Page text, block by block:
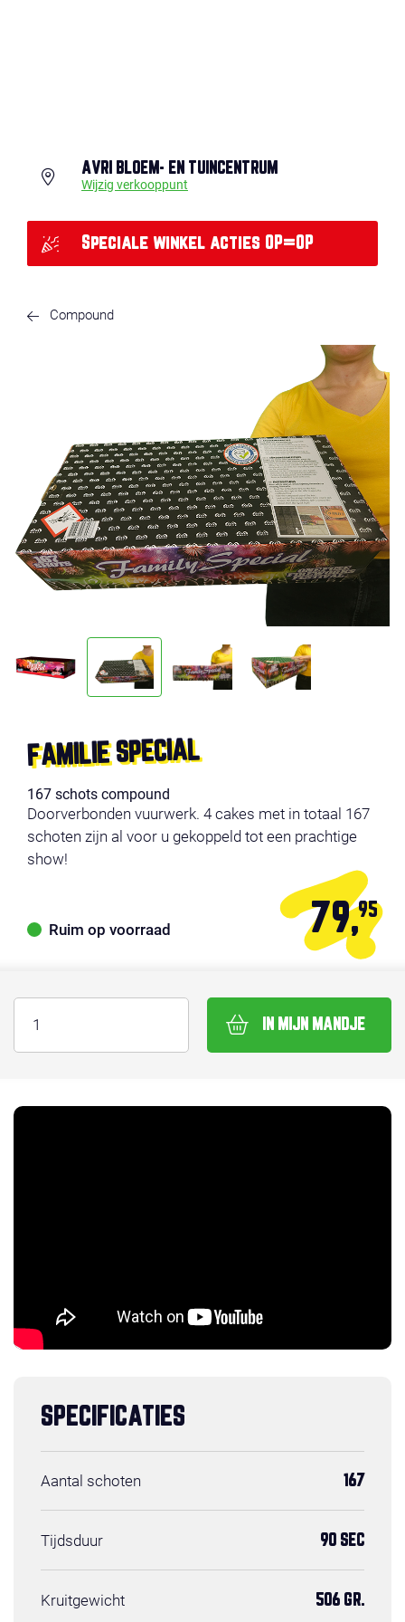
AVRI BLOEM- EN TUINCENTRUM
Wijzig verkooppunt
Speciale winkel acties OP=OP
Compound
FAMILIE SPECIAL
167 schots compound
Doorverbonden vuurwerk. 4 cakes met in totaal 167
schoten zijn al voor u gekoppeld tot een prachtige
show!
Ruim op voorraad 79,95
IN MIJN MANDJE
SPECIFICATIES
Aantal schoten 167
Tijdsduur 90 SEC
Kruitgewicht 506 GR.